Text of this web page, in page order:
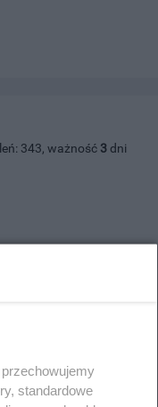
343, ważność 3 dni
standardowe